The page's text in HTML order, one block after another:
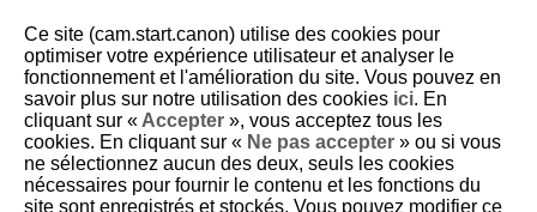
D403-003
Modes d'emploi
Ce site (cam.start.canon) utilise des cookies pour
optimiser votre expérience utilisateur et analyser le
fonctionnement et l'amélioration du site. Vous pouvez en
savoir plus sur notre utilisation des cookies ici. En
cliquant sur « Accepter », vous acceptez tous les
cookies. En cliquant sur « Ne pas accepter » ou si vous
ne sélectionnez aucun des deux, seuls les cookies
nécessaires pour fournir le contenu et les fonctions du
site sont enregistrés et stockés. Vous pouvez modifier ce